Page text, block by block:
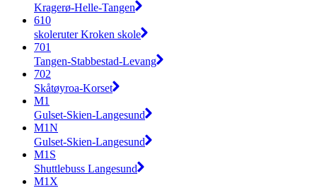
Kragerø-Helle-Tangen
610
skoleruter Kroken skole
701
Tangen-Stabbestad-Levang
702
Skåtøyroa-Korset
M1
Gulset-Skien-Langesund
M1N
Gulset-Skien-Langesund
M1S
Shuttlebuss Langesund
M1X